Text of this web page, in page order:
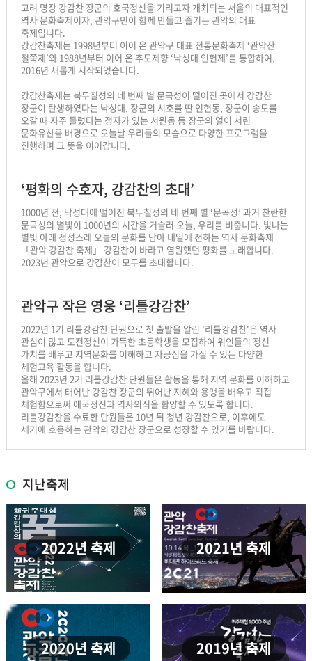
고려 명장 강감찬 장군의 호국정신을 기리고자 개최되는 서울의 대표적인
역사 문화축제이자, 관악구민이 함께 만들고 즐기는 관악의 대표
축제입니다.
강감찬축제는 1998년부터 이어 온 관악구 대표 전통문화축제 ‘관악산
철쭉제’와 1988년부터 이어 온 추모제향 ‘낙성대 인헌제’를 통합하여,
2016년 새롭게 시작되었습니다.
강감찬축제는 북두칠성의 네 번째 별 문곡성이 떨어진 곳에서 강감찬
장군이 탄생하였다는 낙성대, 장군의 시호를 딴 인헌동, 장군이 송도를
오갈 때 자주 들렀다는 정자가 있는 서원동 등 장군의 얼이 서린
문화유산을 배경으로 오늘날 우리들의 모습으로 다양한 프로그램을
진행하며 그 뜻을 이어갑니다.
‘평화의 수호자, 강감찬의 초대’
1000년 전, 낙성대에 떨어진 북두칠성의 네 번째 별 ‘문곡성’ 과거 찬란한
문곡성의 별빛이 1000년의 시간을 거슬러 오늘, 우리를 비춥니다. 빛나는
별빛 아래 정성스레 오늘의 문화를 담아 내일에 전하는 역사 문화축제
「관악 강감찬 축제」 강감찬이 바라고 염원했던 평화를 노래합니다.
2023년 관악으로 강감찬이 모두를 초대합니다.
관악구 작은 영웅 ‘리틀강감찬’
2022년 1기 리틀강감찬 단원으로 첫 출발을 알린 '리틀강감찬'은 역사
관심이 많고 도전정신이 가득한 초등학생을 모집하여 위인들의 정신
가치를 배우고 지역문화를 이해하고 자긍심을 가질 수 있는 다양한
체험교육 활동을 합니다.
올해 2023년 2기 리틀강감찬 단원들은 활동을 통해 지역 문화를 이해하고
관악구에서 태어난 강감찬 장군의 뛰어난 지혜와 용맹을 배우고 직접
체험함으로써 애국정신과 역사의식을 함양할 수 있도록 합니다.
리틀강감찬을 수료한 단원들은 10년 뒤 청년 강감찬으로, 이후에도
세기에 호응하는 관악의 강감찬 장군으로 성장할 수 있기를 바랍니다.
지난축제
2022년 축제 2021년 축제
2020년 축제 2019년 축제